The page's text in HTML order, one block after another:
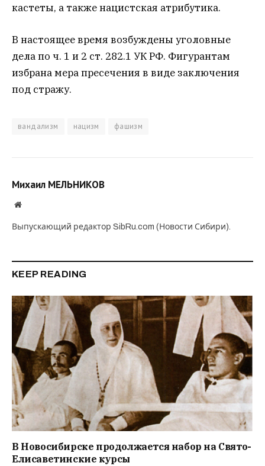
кастеты, а также нацистская атрибутика.
В настоящее время возбуждены уголовные
дела по ч. 1 и 2 ст. 282.1 УК РФ. Фигурантам
избрана мера пресечения в виде заключения
под стражу.
вандализм нацизм фашизм
Михаил МЕЛЬНИКОВ
Website
Выпускающий редактор SibRu.com (Новости Сибири).
KEEP READING
В Новосибирске продолжается набор на Свято-
Елисаветинские курсы